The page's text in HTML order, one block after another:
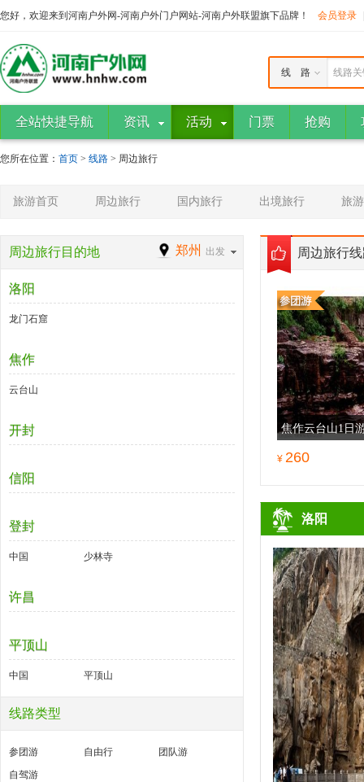
您好，欢迎来到河南户外网-河南户外门户网站-河南户外联盟旗下品牌！ 会员登录
线路
线 路
全站快捷导航 资讯 活动 门票 抢购
您所在位置： 首页 > 线路 > 周边旅行
旅游首页 周边旅行 国内旅行 出境旅行 旅
周边旅行目的地 郑州 出发
洛阳
龙门石窟
焦作
云台山
开封
信阳
登封
中国 少林寺
许昌
平顶山
中国 平顶山
线路类型
参团游 自由行
团队游
自驾游
周边旅行
焦作云台山1日
¥ 260
洛阳